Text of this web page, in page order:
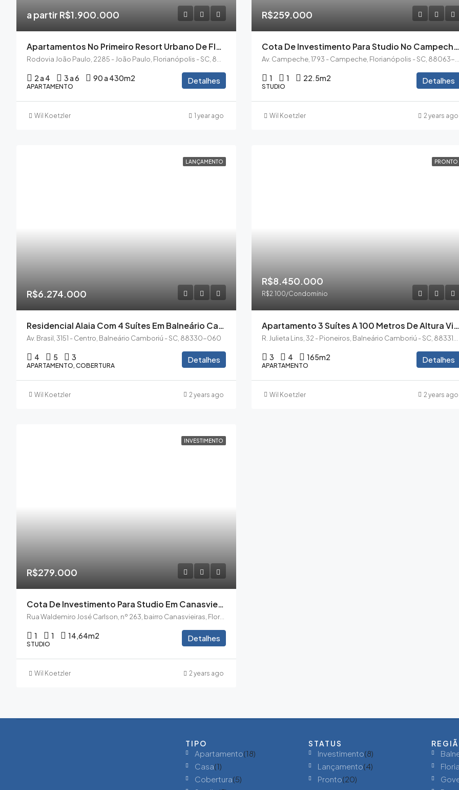
a partir R$1.900.000
Apartamentos No Primeiro Resort Urbano De Florianópolis
Rodovia João Paulo, 2285 - João Paulo, Florianópolis - SC, 88030-300
2 a 4 3 a 6 90 a 430m2
APARTAMENTO
Detalhes
Wil Koetzler 1 year ago
R$259.000
Cota De Investimento Para Studio No Campeche Living
Av. Campeche, 1793 - Campeche, Florianópolis - SC, 88063-300
1 1 22.5m2
STUDIO
Detalhes
Wil Koetzler 2 years ago
LANÇAMENTO
R$6.274.000
Residencial Alaia Com 4 Suítes Em Balneário Camboriú
Av. Brasil, 3151 - Centro, Balneário Camboriú - SC, 88330-060
4 5 3
APARTAMENTO, COBERTURA
Detalhes
Wil Koetzler 2 years ago
PRONTO
R$8.450.000
R$2.100/Condomínio
Apartamento 3 Suítes A 100 Metros De Altura Vista Mar Infinity Camboriú
3 4 165m2
APARTAMENTO
Detalhes
Wil Koetzler 2 years ago
INVESTIMENTO
R$279.000
Cota De Investimento Para Studio Em Canasvieiras Com Vista Mar A 400metros Da Praia Com Piscina No Rooftop
Rua Waldemiro José Carlson, nº 263, bairro Canasvieiras, Florianópolis/SC, CEP 88.054-330
1 1 14,64m2
STUDIO
Detalhes
Wil Koetzler 2 years ago
TIPO
Apartamento(18)
Casa(1)
Cobertura(5)
STATUS
Investimento(8)
Lançamento(4)
Pronto(20)